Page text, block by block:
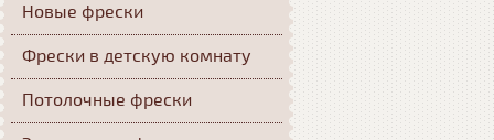
Новые фрески
Фрески в детскую комнату
Потолочные фрески